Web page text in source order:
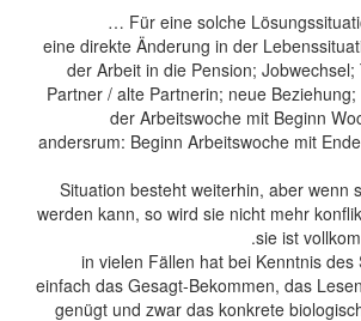
Für eine solche
… eine direkte Änderung in der
der Arbeit in die Pension;
Partner / alte Partnerin; neue
der Arbeitswoche mit Beginn
andersrum: Beginn Arbeitswoche mit
… Situation besteht weiterhin, aber wenn
werden kann, so wird sie nicht mehr
sie ist
… in vielen Fällen hat bei Kenntnis
einfach das Gesagt-Bekommen, das
genügt und zwar das konkrete